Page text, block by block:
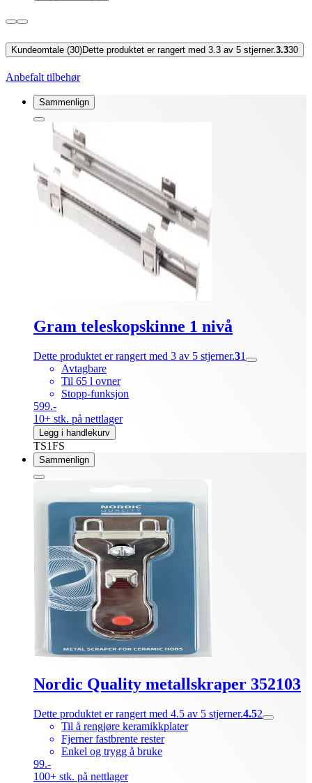
Kundeomtale (30)Dette produktet er rangert med 3.3 av 5 stjerner.3.330
Anbefalt tilbehør
Sammenlign
Gram teleskopskinne 1 nivå
Dette produktet er rangert med 3 av 5 stjerner.31
Avtagbare
Til 65 l ovner
Stopp-funksjon
599.-
10+ stk. på nettlager
Legg i handlekurv
TS1FS
Sammenlign
Nordic Quality metallskraper 352103
Dette produktet er rangert med 4.5 av 5 stjerner.4.52
Til å rengjøre keramikkplater
Fjerner fastbrente rester
Enkel og trygg å bruke
99.-
100+ stk. på nettlager